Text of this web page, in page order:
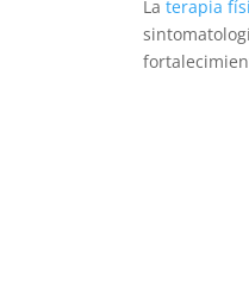
La terapia